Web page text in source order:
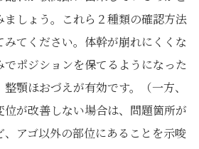
ましょう。これら２種類の確認方法
てください。体幹が崩れにくくな
ポジションを保てるようになった
顎ほおづえが有効です。（一方、
位が改善しない場合は、問題箇所が
アゴ以外の部位にあることを示唆